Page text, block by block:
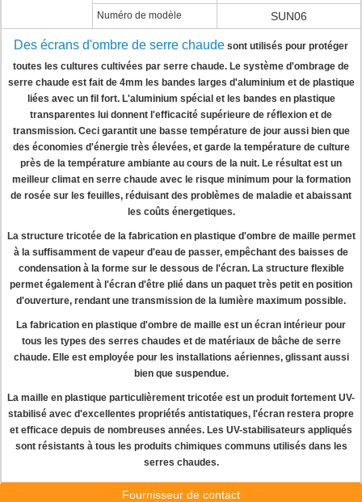
Numéro de modèle SUN06
Des écrans d'ombre de serre chaude sont utilisés pour protéger
toutes les cultures cultivées par serre chaude. Le système d'ombrage de
serre chaude est fait de 4mm les bandes larges d'aluminium et de plastique
liées avec un fil fort. L'aluminium spécial et les bandes en plastique
transparentes lui donnent l'efficacité supérieure de réflexion et de
transmission. Ceci garantit une basse température de jour aussi bien que
des économies d'énergie très élevées, et garde la température de culture
près de la température ambiante au cours de la nuit. Le résultat est un
meilleur climat en serre chaude avec le risque minimum pour la formation
de rosée sur les feuilles, réduisant des problèmes de maladie et abaissant
les coûts énergetiques.
La structure tricotée de la fabrication en plastique d'ombre de maille permet
à la suffisamment de vapeur d'eau de passer, empêchant des baisses de
condensation à la forme sur le dessous de l'écran. La structure flexible
permet également à l'écran d'être plié dans un paquet très petit en position
d'ouverture, rendant une transmission de la lumière maximum possible.
La fabrication en plastique d'ombre de maille est un écran intérieur pour
tous les types des serres chaudes et de matériaux de bâche de serre
chaude. Elle est employée pour les installations aériennes, glissant aussi
bien que suspendue.
La maille en plastique particulièrement tricotée est un produit fortement UV-
stabilisé avec d'excellentes propriétés antistatiques, l'écran restera propre
et efficace depuis de nombreuses années. Les UV-stabilisateurs appliqués
sont résistants à tous les produits chimiques communs utilisés dans les
serres chaudes.
Fournisseur de contact